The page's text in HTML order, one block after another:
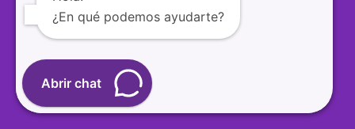
SÍGUENOS
¿En qué podemos ayudarte?
Abrir chat